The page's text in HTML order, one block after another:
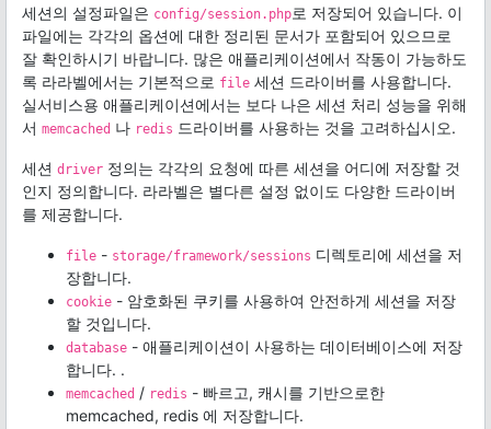
세션의 설정파일은 config/session.php로 저장되어 있습니다. 이
파일에는 각각의 옵션에 대한 정리된 문서가 포함되어 있으므로
잘 확인하시기 바랍니다. 많은 애플리케이션에서 작동이 가능하도
록 라라벨에서는 기본적으로 file 세션 드라이버를 사용합니다.
실서비스용 애플리케이션에서는 보다 나은 세션 처리 성능을 위해
서 memcached 나 redis 드라이버를 사용하는 것을 고려하십시오.
세션 driver 정의는 각각의 요청에 따른 세션을 어디에 저장할 것
인지 정의합니다. 라라벨은 별다른 설정 없이도 다양한 드라이버
를 제공합니다.
file - storage/framework/sessions 디렉토리에 세션을 저
장합니다.
cookie - 암호화된 쿠키를 사용하여 안전하게 세션을 저장
할 것입니다.
database - 애플리케이션이 사용하는 데이터베이스에 저장
합니다. .
memcached / redis - 빠르고, 캐시를 기반으로한
memcached, redis 에 저장합니다.